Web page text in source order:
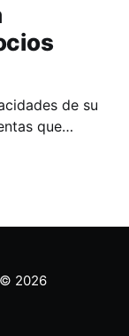
de su
que
2026